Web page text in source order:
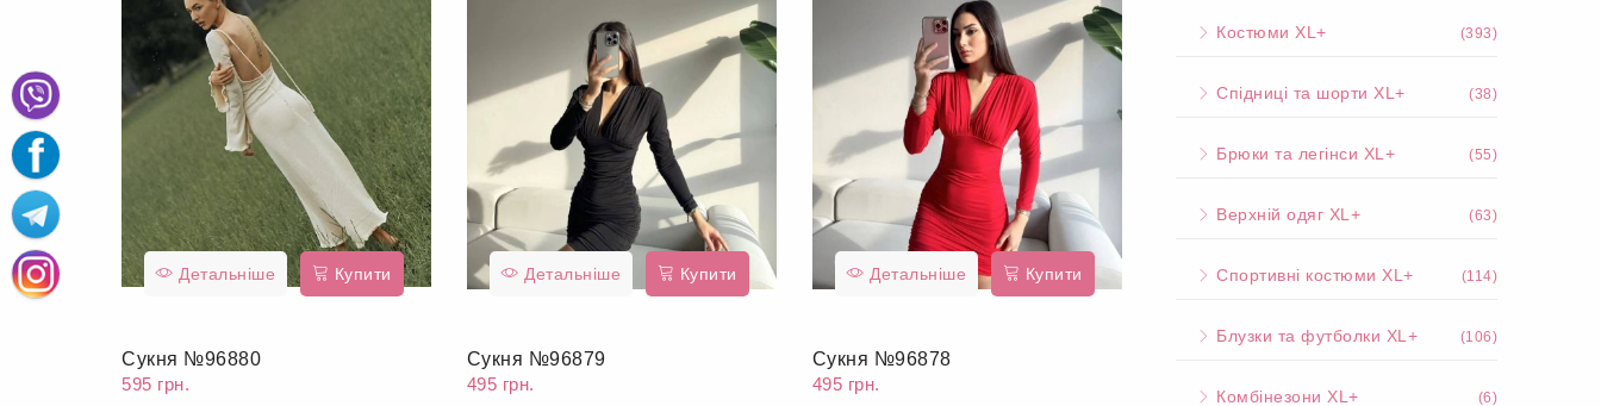
Детальніше Купити
Сукня №96880
595 грн.
Детальніше Купити
Сукня №96879
495 грн.
Детальніше Купити
Сукня №96878
495 грн.
Костюми XL+ (393)
Спідниці та шорти XL+ (38)
Брюки та легінси XL+ (55)
Верхній одяг XL+ (63)
Спортивні костюми XL+ (114)
Блузки та футболки XL+ (106)
Комбінезони XL+ (6)